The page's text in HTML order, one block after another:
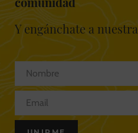
Y engánchate a